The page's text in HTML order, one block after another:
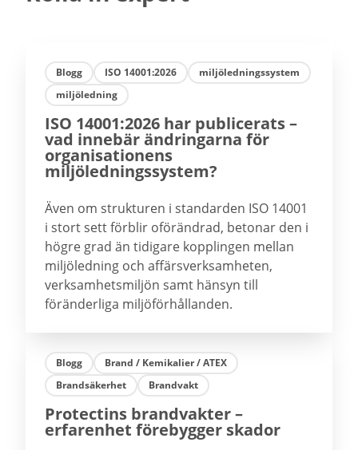
Blogg ISO 14001:2026
miljöledningssystem
miljöledning
ISO 14001:2026 har publicerats –
vad innebär ändringarna för
organisationens
miljöledningssystem?
Även om strukturen i standarden ISO 14001
i stort sett förblir oförändrad, betonar den i
högre grad än tidigare kopplingen mellan
miljöledning och affärsverksamheten,
verksamhetsmiljön samt hänsyn till
föränderliga miljöförhållanden.
Blogg
Brand / Kemikalier / ATEX
Brandsäkerhet
Brandvakt
Protectins brandvakter –
erfarenhet förebygger skador